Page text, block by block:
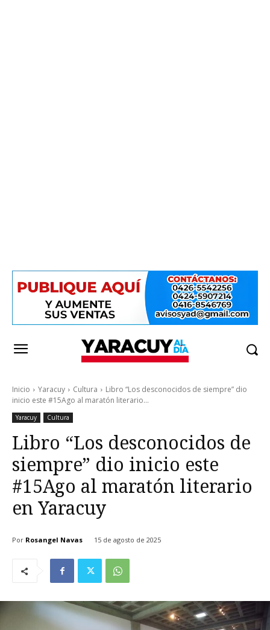
Inicio Yaracuy Cultura
Libro “Los desconocidos de siempre” dio
inicio este #15Ago al maratón literario...
Yaracuy Cultura
Libro “Los desconocidos de
siempre” dio inicio este
#15Ago al maratón literario
en Yaracuy
Por Rosangel Navas 15 de agosto de 2025